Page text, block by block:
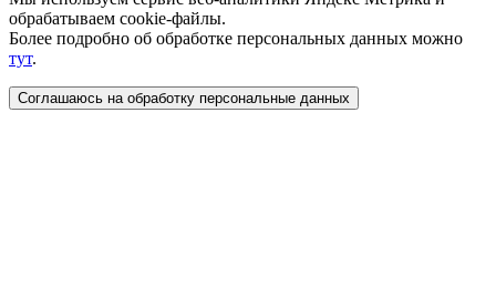
обрабатываем cookie-файлы.
Более подробно об обработке персональных данных можно
тут.
Соглашаюсь на обработку персональные данных